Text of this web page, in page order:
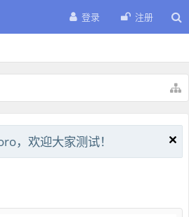
登录 注册
，欢迎大家测试！